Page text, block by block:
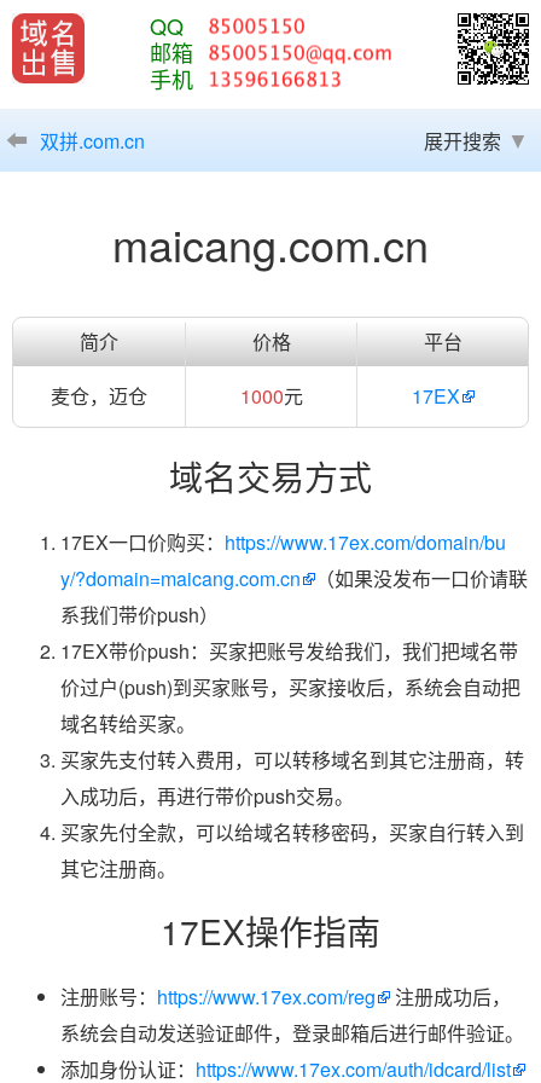
QQ
邮箱
手机
双拼.com.cn 展开搜索
maicang.com.cn
简介 价格
平台
麦仓，迈仓
1000元 17EX
域名交易方式
17EX一口价购买： https://www.17ex.com/domain/bu
y/?domain=maicang.com.cn
（如果没发布一口价请联
系我们带价push）
17EX带价push：买家把账号发给我们，我们把域名带
价过户(push)到买家账号，买家接收后，系统会自动把
域名转给买家。
买家先支付转入费用，可以转移域名到其它注册商，转
入成功后，再进行带价push交易。
买家先付全款，可以给域名转移密码，买家自行转入到
其它注册商。
17EX操作指南
注册账号： https://www.17ex.com/reg
注册成功后，
系统会自动发送验证邮件，登录邮箱后进行邮件验证。
添加身份认证： https://www.17ex.com/auth/idcard/list